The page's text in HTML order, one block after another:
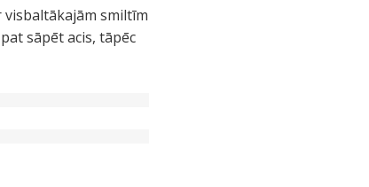
visbaltākajām smiltīm
sāpēt acis, tāpēc